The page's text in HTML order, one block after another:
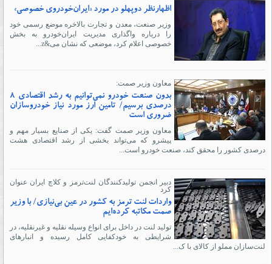
اظهارنظر دو‌پهلو در مورد «ایران‌‌‌خودروی خصوصی»
وزیر صنعت، معدن و تجارت بالاخره موضع رسمی خود
را درباره واگذاری مدیریت ایران‌خودرو به بخش
خصوصی اعلام کرد، موضعی که نشان می&z...
معاون وزیر صمت:
بدون صنعت خودرو نمی‌توانیم به رشد اقتصادی ۸
درصدی برسیم/ تامین ارز مورد نیاز خودروسازان
ضروری است
معاون وزیر صمت گفت: یکی از صنایع بسیار مهم و
پیشرو که می‌تواند بخشی از رشد اقتصادی هشت
درصدی کشور را محقق کند، صنعت خودرو است...
دبیر انجمن تولیدکنندگان لنت‌ترمز و کلاچ ایران عنوان
کرد
واردات لنت ترمز به کشور در عین بی‌نیازی/ با وزیر
صمت مکاتبه کرده‌ایم
تولید لنت در داخل برای انواع وسیله نقلیه و غیرنقلیه، در
شرایطی به خودکفایی کامل رسیده و انبارهای
لنت‌سازان مملو از کالای با ک...